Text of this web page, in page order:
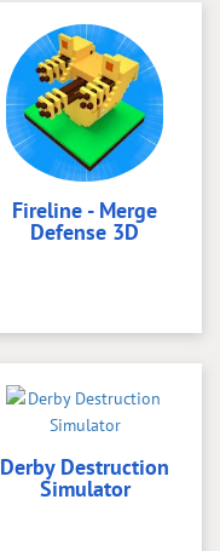
Fireline - Merge
Defense 3D
Derby Destruction
Simulator